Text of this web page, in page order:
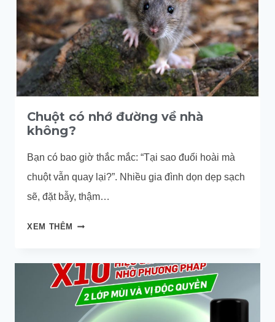
NHÀ
TRONG
24H
Chuột có nhớ đường về nhà
không?
Bạn có bao giờ thắc mắc: “Tại sao đuổi hoài mà
chuột vẫn quay lại?”. Nhiều gia đình dọn dẹp sạch
sẽ, đặt bẫy, thậm…
XEM THÊM
CHUỘT
ĐƯỜNG
VỀ
NHÀ
KHÔNG?